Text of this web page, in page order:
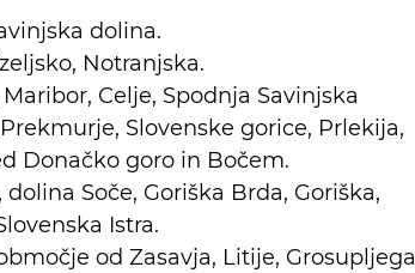
dolina.
Notranjska.
Celje, Spodnja Savinjska
Slovenske gorice, Prlekija,
Donačko goro in Bočem.
Soče, Goriška Brda, Goriška,
Istra.
od Zasavja, Litije,